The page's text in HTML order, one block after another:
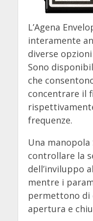
L’Agena
interamente
diverse
Sono
che
concentrare il
frequenze.
Una manopola
controllare la
dell’inviluppo
mentre i
permettono
apertura e